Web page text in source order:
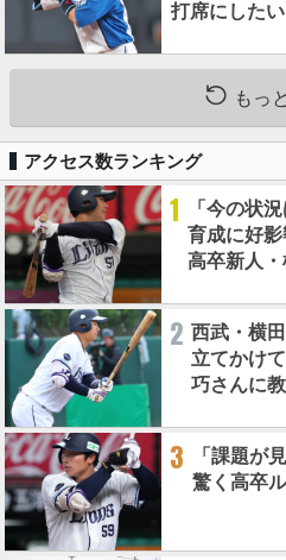
打席にした
もっ
アクセス数ランキング
1
「今の状
育成に好
高卒新人・
2 西武・横
立てかけ
巧さんに
3
「課題が
驚く高卒